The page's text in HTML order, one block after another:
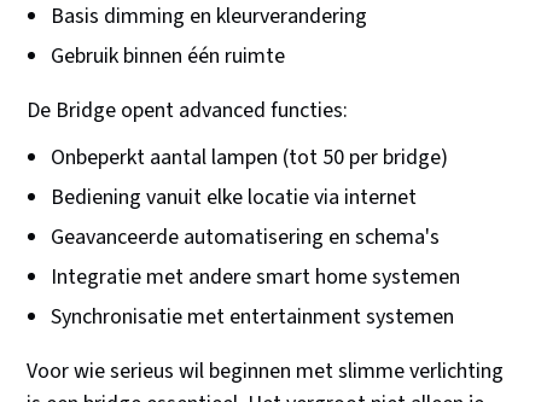
Basis dimming en kleurverandering
Gebruik binnen één ruimte
De Bridge opent advanced functies:
Onbeperkt aantal lampen (tot 50 per bridge)
Bediening vanuit elke locatie via internet
Geavanceerde automatisering en schema's
Integratie met andere smart home systemen
Synchronisatie met entertainment systemen
Voor wie serieus wil beginnen met slimme verlichting